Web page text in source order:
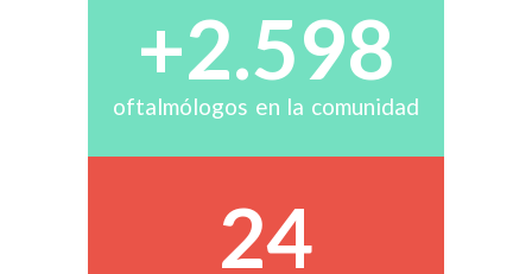
oftalmólogos en la comunidad
+2.600
25